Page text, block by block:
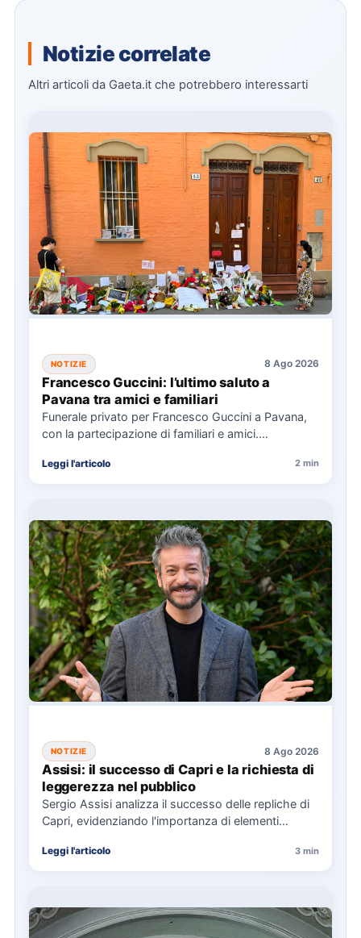
Notizie correlate
Altri articoli da Gaeta.it che potrebbero interessarti
NOTIZIE 8 Ago 2026
Francesco Guccini: l’ultimo saluto a
Pavana tra amici e familiari
Funerale privato per Francesco Guccini a Pavana,
con la partecipazione di familiari e amici.
Leggi l'articolo 2 min
NOTIZIE 8 Ago 2026
Assisi: il successo di Capri e la richiesta di
leggerezza nel pubblico
Sergio Assisi analizza il successo delle repliche di
Capri, evidenziando l'importanza di elementi
Leggi l'articolo 3 min